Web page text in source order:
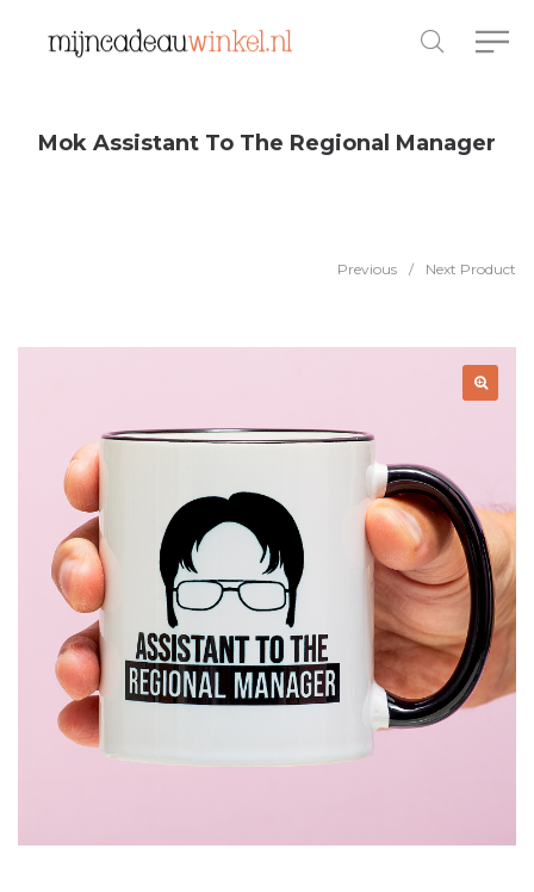
Mok Assistant To The Regional Manager
Previous / Next Product